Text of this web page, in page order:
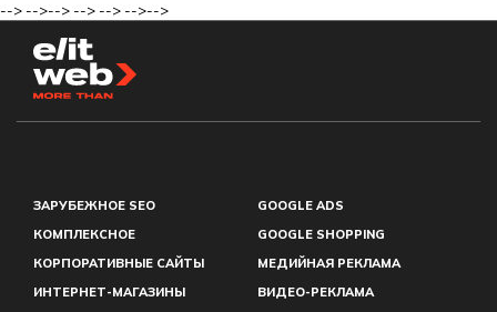
--> -->--> --> --> -->-->
ЗАРУБЕЖНОЕ SEO
КОМПЛЕКСНОЕ
КОРПОРАТИВНЫЕ САЙТЫ
ИНТЕРНЕТ-МАГАЗИНЫ
GOOGLE ADS
GOOGLE SHOPPING
МЕДИЙНАЯ РЕКЛАМА
ВИДЕО-РЕКЛАМА